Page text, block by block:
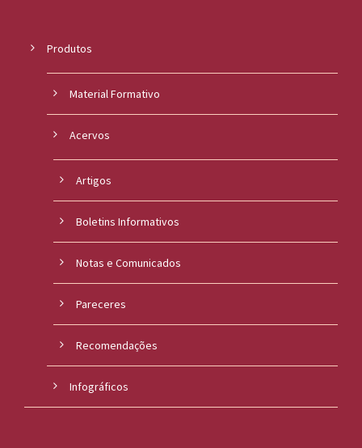
Produtos
Material Formativo
Acervos
Artigos
Boletins Informativos
Notas e Comunicados
Pareceres
Recomendações
Infográficos